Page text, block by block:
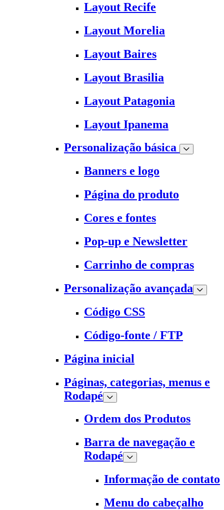
Layout Recife
Layout Morelia
Layout Baires
Layout Brasilia
Layout Patagonia
Layout Ipanema
Personalização básica
Banners e logo
Página do produto
Cores e fontes
Pop-up e Newsletter
Carrinho de compras
Personalização avançada
Código CSS
Código-fonte / FTP
Página inicial
Páginas, categorias, menus e
Rodapé
Ordem dos Produtos
Barra de navegação e
Rodapé
Informação de contato
Menu do cabeçalho